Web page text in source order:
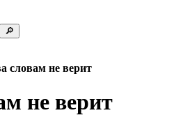
словам не верит
не верит